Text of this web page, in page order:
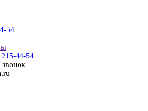
54
44-54
звонок